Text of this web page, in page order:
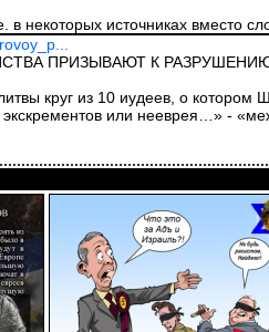
некоторых источниках вместо
ПРИЗЫВАЮТ К
круг из 10 иудеев, о
или нееврея…» -